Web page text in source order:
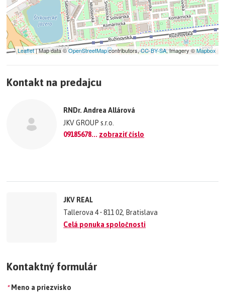
−
Leaflet| Map data ©OpenStreetMapcontributors,CC-BY-SA, Imagery ©Mapbox
Kontakt na predajcu
RNDr. Andrea Allárová
JKV GROUP s.r.o.
09185678... zobraziť číslo
JKV REAL
Tallerova 4 • 811 02, Bratislava
Celá ponuka spoločnosti
Kontaktný formulár
* Meno a priezvisko